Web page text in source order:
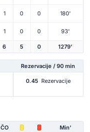
1 0 0 180'
1 0 0 93'
6 5 0 1279'
Rezervacije / 90 min
0.45 Rezervacije
ČO Min'